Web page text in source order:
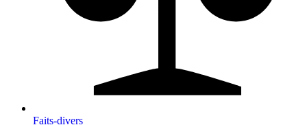
Faits-divers